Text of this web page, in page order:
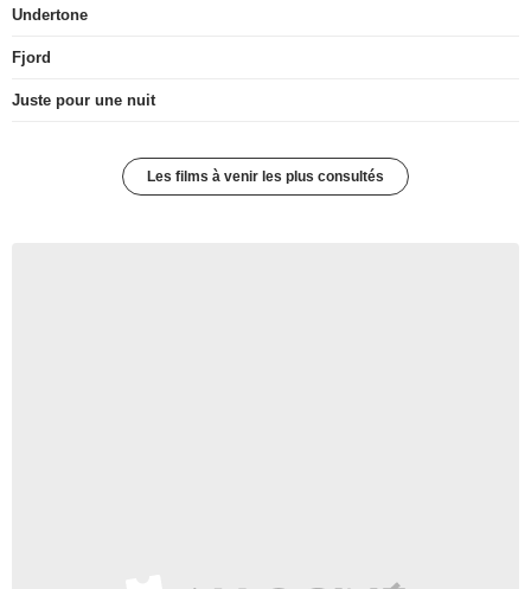
Undertone
Fjord
Juste pour une nuit
Les films à venir les plus consultés